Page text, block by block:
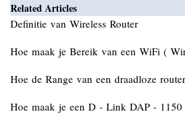
Related Articles
Definitie van Wireless Router
Hoe maak je Bereik van een WiFi (
Hoe de Range van een draadloze
Hoe maak je een D - Link DAP -